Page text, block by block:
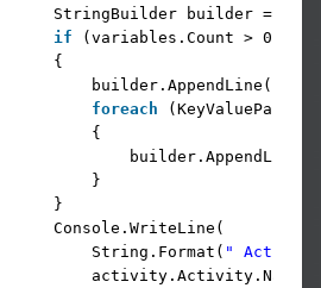
StringBuilder builder =
if
(variables.Count > 0)
{
builder.AppendLine(
foreach
(KeyValuePair<
{
}
}
Console.WriteLine(
String.Format( "
activity.Activity.Name